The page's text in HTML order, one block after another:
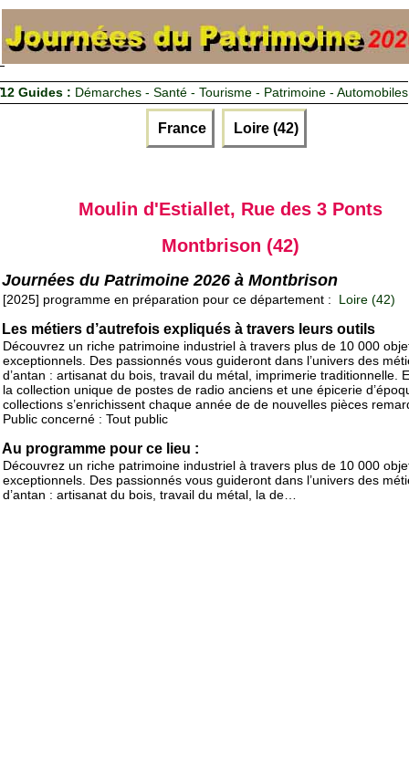
12 Guides : Démarches - Santé - Tourisme - Patrimoine - Automobiles
France Loire (42)
Moulin d'Estiallet, Rue des 3 Ponts
Montbrison (42)
Journées du Patrimoine 2026 à Montbrison
[2025] programme en préparation pour ce département : Loire (42)
Les métiers d’autrefois expliqués à travers leurs outils
Découvrez un riche patrimoine industriel à travers plus de 10 000
exceptionnels. Des passionnés vous guideront dans l’univers des
d’antan : artisanat du bois, travail du métal, imprimerie traditionnelle.
la collection unique de postes de radio anciens et une épicerie
collections s’enrichissent chaque année de de nouvelles pièces
Public concerné : Tout public
Au programme pour ce lieu :
Découvrez un riche patrimoine industriel à travers plus de 10 000
exceptionnels. Des passionnés vous guideront dans l’univers des
d’antan : artisanat du bois, travail du métal, la de…